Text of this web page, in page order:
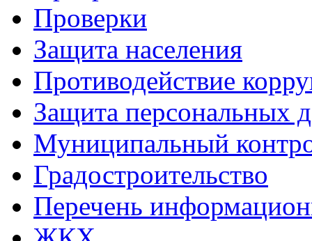
Проверки
Защита населения
Противодействие
Защита персональных
Муниципальный
Градостроительство
Перечень